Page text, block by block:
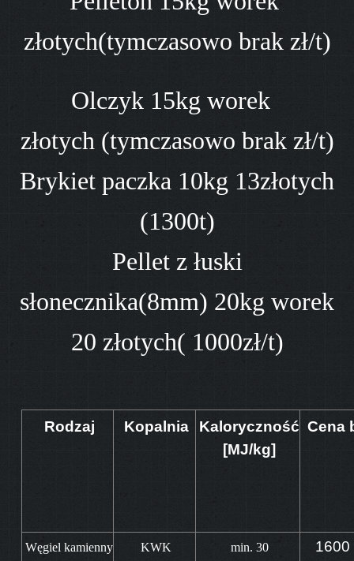
złotych(tymczasowo brak zł/t)
Olczyk 15kg worek
złotych (tymczasowo brak zł/t)
Brykiet paczka 10kg 13złotych
(1300t)
Pellet z łuski
słonecznika(8mm) 20kg worek
20 złotych( 1000zł/t)
Rodzaj Kopalnia
Kaloryczność
[MJ/kg]
Cena
Węgiel kamienny
KWK
min. 30 1600